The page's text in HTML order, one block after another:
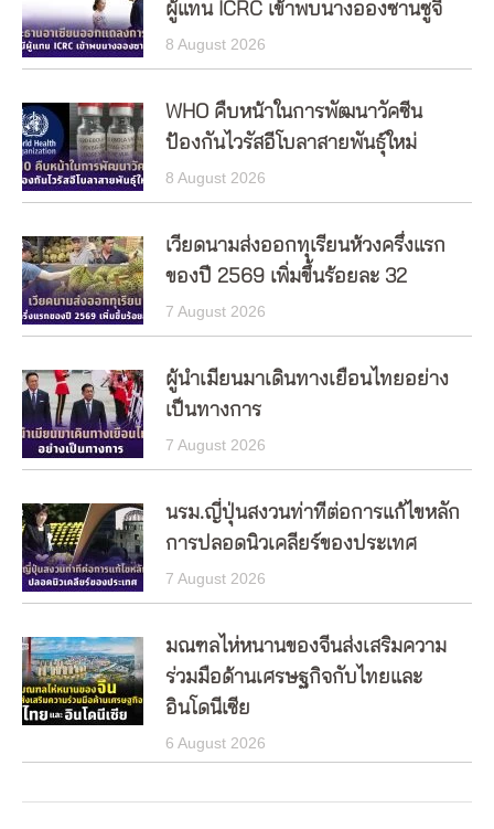
ผู้แทน ICRC เข้าพบนางอองซานซูจี
8 August 2026
WHO คืบหน้าในการพัฒนาวัคซีน
ป้องกันไวรัสอีโบลาสายพันธุ์ใหม่
8 August 2026
เวียดนามส่งออกทุเรียนห้วงครึ่งแรก
ของปี 2569 เพิ่มขึ้นร้อยละ 32
7 August 2026
ผู้นำเมียนมาเดินทางเยือนไทยอย่าง
เป็นทางการ
7 August 2026
นรม.ญี่ปุ่นสงวนท่าทีต่อการแก้ไขหลัก
การปลอดนิวเคลียร์ของประเทศ
7 August 2026
มณฑลไห่หนานของจีนส่งเสริมความ
ร่วมมือด้านเศรษฐกิจกับไทยและ
อินโดนีเซีย
6 August 2026